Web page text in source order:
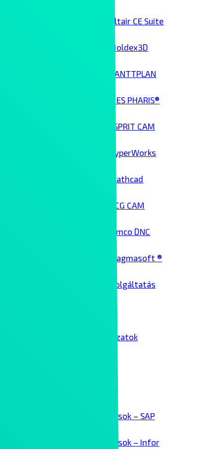
Altair CE Suite
Moldex3D
GANTTPLAN
MES PHARIS®
ESPRIT CAM
HyperWorks
Mathcad
NCG CAM
Cimco DNC
Magmasoft ®
Architekt szolgáltatás
Üzemeltetés
Passzív hálózatok
ERP megoldások – SAP
ERP megoldások – Infor